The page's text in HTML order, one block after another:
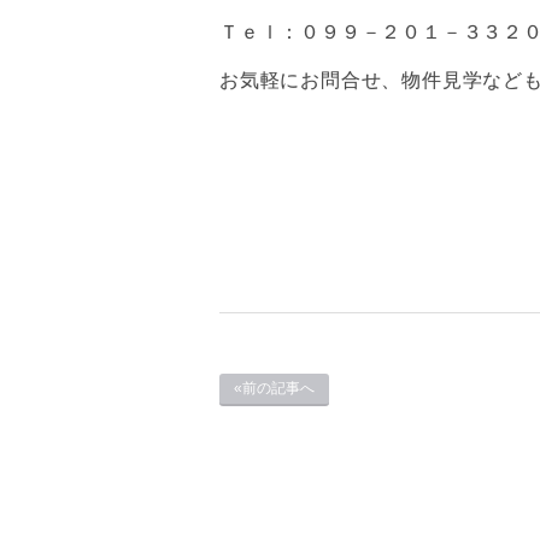
Ｔｅｌ：０９９－２０１－３３２０
お気軽にお問合せ、物件見学なども
«前の記事へ